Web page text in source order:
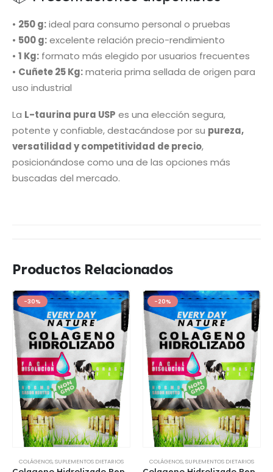
• 250 g:ideal para consumo personal o pruebas
• 500 g:excelente relación precio-rendimiento
• 1 Kg: formato más elegido por usuarios frecuentes
• Cuñete 25 Kg:materia prima sellada de origen para
uso industrial
La L-taurina pura USP es una elección segura,
potente y confiable, destacándose por su pureza,
versatilidad y competitividad de precio,
posicionándose como una de las opciones más
buscadas del mercado.
Productos Relacionados
-30%
COLÁGENOS,SUPLEMENTOS DIETARIOS
-20%
COLÁGENOS,SUPLEMENTOS DIETARIOS